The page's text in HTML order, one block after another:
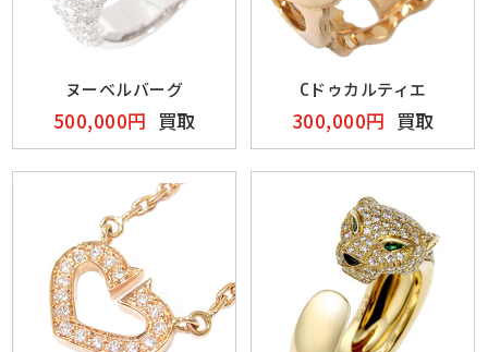
ヌーベルバーグ
500,000円 買取
Cドゥカルティエ
300,000円 買取